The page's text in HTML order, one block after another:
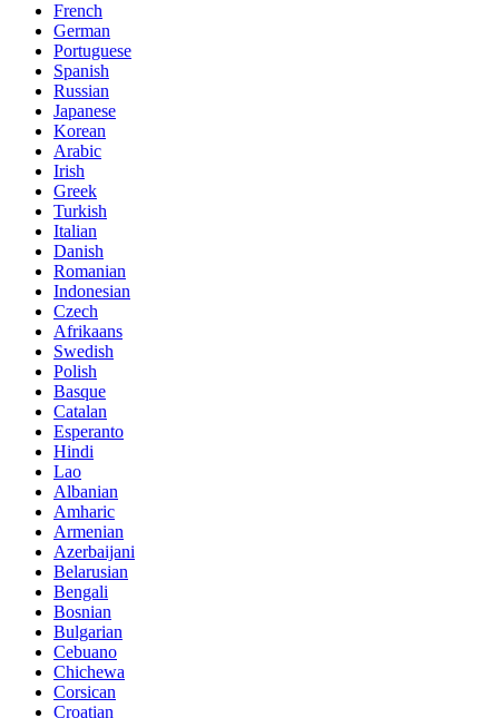
French
German
Portuguese
Spanish
Russian
Japanese
Korean
Arabic
Irish
Greek
Turkish
Italian
Danish
Romanian
Indonesian
Czech
Afrikaans
Swedish
Polish
Basque
Catalan
Esperanto
Hindi
Lao
Albanian
Amharic
Armenian
Azerbaijani
Belarusian
Bengali
Bosnian
Bulgarian
Cebuano
Chichewa
Corsican
Croatian